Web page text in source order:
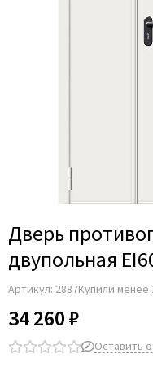
Дверь
двупольная
Артикул: 2887Купили менее
34 260 ₽
Оставить